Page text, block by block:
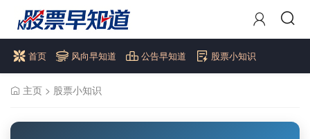
首页 风向早知道 公告早知道 股票小知识
主页 > 股票小知识